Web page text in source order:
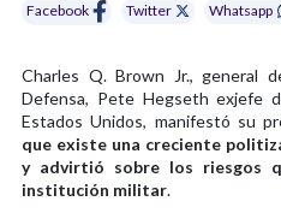
Facebook
Twitter Whatsapp
Charles Q. Brown Jr., general
Defensa, Pete Hegseth exjefe
Estados Unidos, manifestó su
que existe una creciente
y advirtió sobre los riesgos
institución militar.